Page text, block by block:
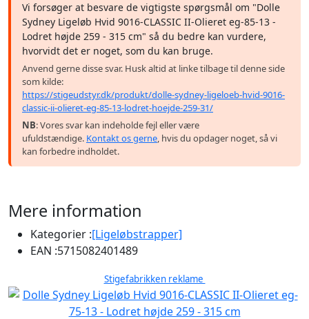
Vi forsøger at besvare de vigtigste spørgsmål om "Dolle
Sydney Ligeløb Hvid 9016-CLASSIC II-Olieret eg-85-13 -
Lodret højde 259 - 315 cm" så du bedre kan vurdere,
hvorvidt det er noget, som du kan bruge.
Anvend gerne disse svar. Husk altid at linke tilbage til denne side
som kilde:
https://stigeudstyr.dk/produkt/dolle-sydney-ligeloeb-hvid-9016-
classic-ii-olieret-eg-85-13-lodret-hoejde-259-31/
NB: Vores svar kan indeholde fejl eller være
ufuldstændige. Kontakt os gerne, hvis du opdager noget, så vi
kan forbedre indholdet.
Mere information
Kategorier :[Ligeløbstrapper]
EAN :5715082401489
Stigefabrikken reklame